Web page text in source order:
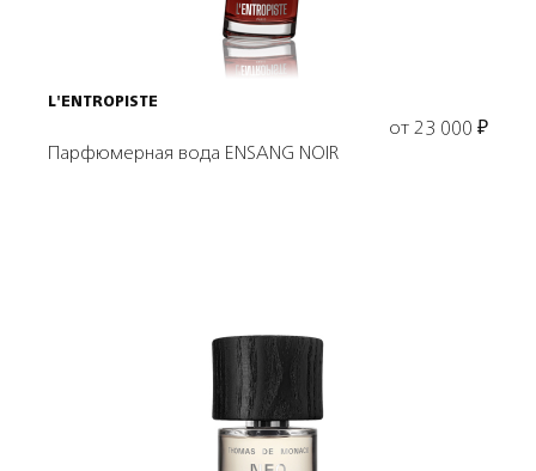
L'ENTROPISTE
от 23 000 ₽
Парфюмерная вода ENSANG NOIR
Подробнее